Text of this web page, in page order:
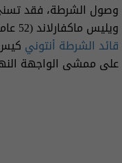
وصول الشرطة، فقد
ويليس ماكفارلاند (52 عاما)، من سكان موسكاتين. وقال
قائد الشرطة أنتوني
على ممشى الواجهة